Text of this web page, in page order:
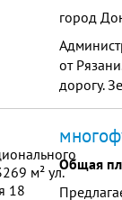
город
от
дорогу.
Общая